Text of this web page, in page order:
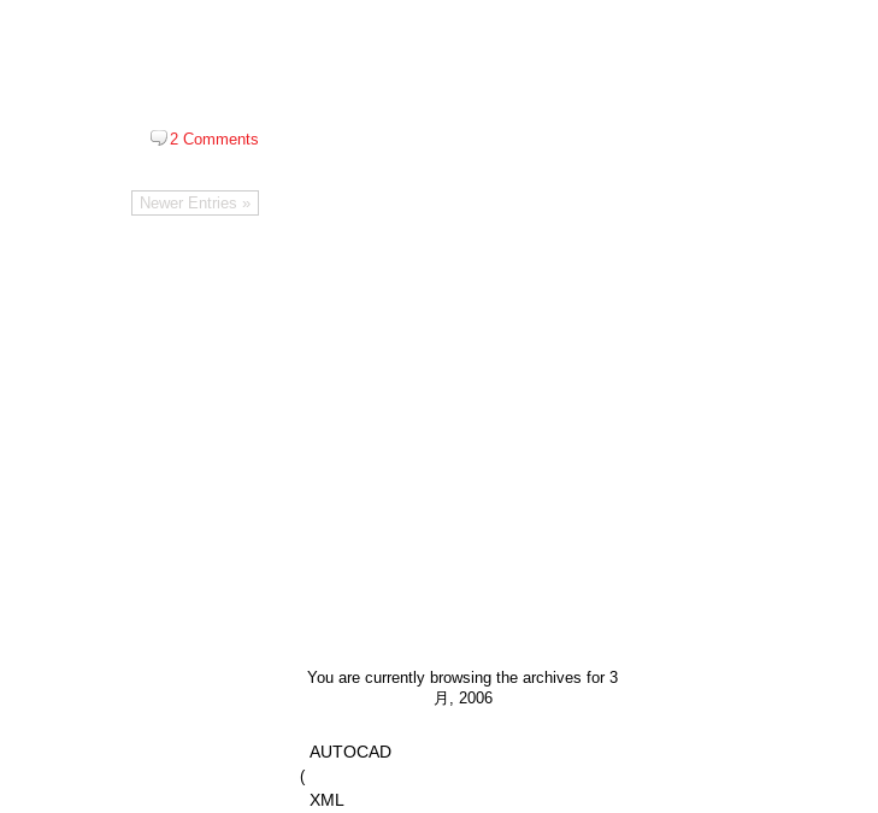
2 Comments
Newer Entries »
You are currently browsing the archives for 3
月, 2006
AUTOCAD
(
XML